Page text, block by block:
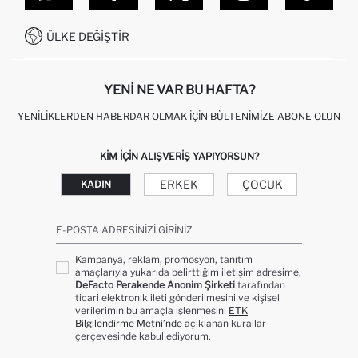
SITEMAP
İŞLEM REHBERI
KAMPANYALAR
0850 333 22 86
ÜLKE DEĞIŞTIR
YENI NE VAR BU HAFTA?
YENILIKLERDEN HABERDAR OLMAK İÇIN BÜLTENIMIZE ABONE OLUN
KIM IÇIN ALIŞVERIŞ YAPIYORSUN?
KADIN ERKEK ÇOCUK
E-POSTA ADRESINIZI GIRINIZ
Kampanya, reklam, promosyon, tanıtım
amaçlarıyla yukarıda belirttiğim iletişim adresime,
DeFacto Perakende Anonim Şirketi tarafından
ticari elektronik ileti gönderilmesini ve kişisel
verilerimin bu amaçla işlenmesini ETK
Bilgilendirme Metni’nde açıklanan kurallar
çerçevesinde kabul ediyorum.